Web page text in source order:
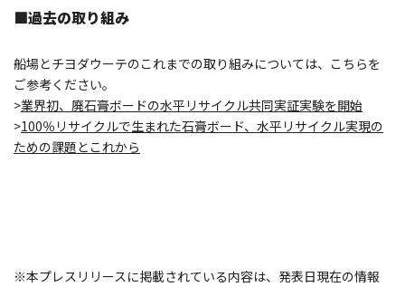
■過去の取り組み
船場とチヨダウーテのこれまでの取り組みについては、こちらを
ご参考ください。
>業界初、廃石膏ボードの水平リサイクル共同実証実験を開始
>100％リサイクルで生まれた石膏ボード、水平リサイクル実現の
ための課題とこれから
※本プレスリリースに掲載されている内容は、発表日現在の情報